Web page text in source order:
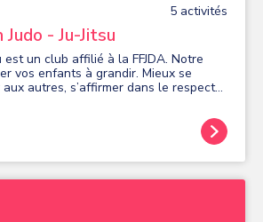
5 activités
- Ju-Jitsu
un club affilié à la FFJDA. Notre
vos enfants à grandir. Mieux se
aux autres, s’affirmer dans le respect
une vie. Il ou elle peut débuter dès le
La pratique et les valeurs
Judo apprennent aux enfants plein de
énergie et aux timides à s’ouvrir aux
est une école de la vie. C’est une
car elle se pratique